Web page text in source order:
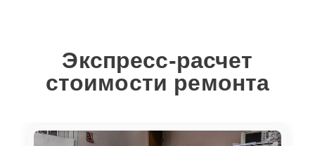
Экспресс-расчет
стоимости ремонта